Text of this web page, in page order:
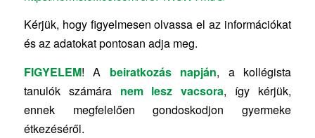
Kérjük, hogy figyelmesen olvassa el az információkat
és az adatokat pontosan adja meg.
FIGYELEM! A beiratkozás napján, a kollégista
tanulók számára nem lesz vacsora, így kérjük,
ennek megfelelően gondoskodjon gyermeke
étkezéséről.